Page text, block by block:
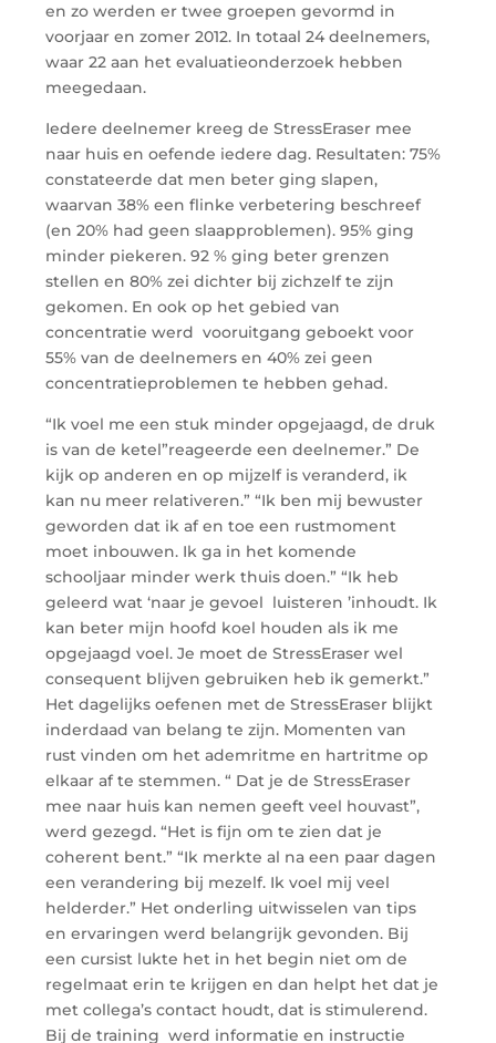
en zo werden er twee groepen gevormd in
voorjaar en zomer 2012. In totaal 24 deelnemers,
waar 22 aan het evaluatieonderzoek hebben
meegedaan.
Iedere deelnemer kreeg de StressEraser mee
naar huis en oefende iedere dag. Resultaten: 75%
constateerde dat men beter ging slapen,
waarvan 38% een flinke verbetering beschreef
(en 20% had geen slaapproblemen). 95% ging
minder piekeren. 92 % ging beter grenzen
stellen en 80% zei dichter bij zichzelf te zijn
gekomen. En ook op het gebied van
concentratie werd vooruitgang geboekt voor
55% van de deelnemers en 40% zei geen
concentratieproblemen te hebben gehad.
“Ik voel me een stuk minder opgejaagd, de druk
is van de ketel”reageerde een deelnemer.” De
kijk op anderen en op mijzelf is veranderd, ik
kan nu meer relativeren.” “Ik ben mij bewuster
geworden dat ik af en toe een rustmoment
moet inbouwen. Ik ga in het komende
schooljaar minder werk thuis doen.” “Ik heb
geleerd wat ‘naar je gevoel luisteren ’inhoudt. Ik
kan beter mijn hoofd koel houden als ik me
opgejaagd voel. Je moet de StressEraser wel
consequent blijven gebruiken heb ik gemerkt.”
Het dagelijks oefenen met de StressEraser blijkt
inderdaad van belang te zijn. Momenten van
rust vinden om het ademritme en hartritme op
elkaar af te stemmen. “ Dat je de StressEraser
mee naar huis kan nemen geeft veel houvast”,
werd gezegd. “Het is fijn om te zien dat je
coherent bent.” “Ik merkte al na een paar dagen
een verandering bij mezelf. Ik voel mij veel
helderder.” Het onderling uitwisselen van tips
en ervaringen werd belangrijk gevonden. Bij
een cursist lukte het in het begin niet om de
regelmaat erin te krijgen en dan helpt het dat je
met collega’s contact houdt, dat is stimulerend.
Bij de training werd informatie en instructie